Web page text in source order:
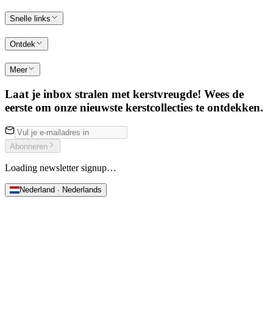
Snelle links
Ontdek
Meer
Laat je inbox stralen met kerstvreugde! Wees de
eerste om onze nieuwste kerstcollecties te ontdekken.
Abonneren
Loading newsletter signup…
Nederland · Nederlands